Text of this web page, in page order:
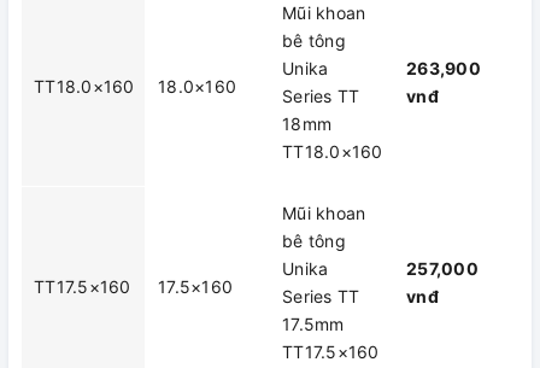
TT18.0×160 18.0×160
Mũi khoan
bê tông
Unika
Series TT
18mm
TT18.0×160
263,900
vnđ
TT17.5×160 17.5×160
Mũi khoan
bê tông
Unika
Series TT
17.5mm
TT17.5×160
257,000
vnđ